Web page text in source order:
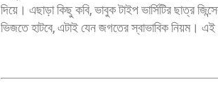
দিয়ে। এছাড়া কিছু কবি, ভাবুক টাইপ ভার্সিটির ছাত্র
ভিজতে হাটবে, এটাই যেন জগতের স্বাভাবিক নিয়ম।